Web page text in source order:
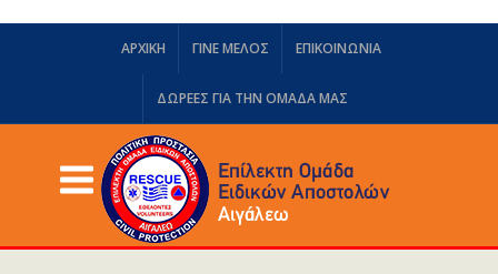
ΑΡΧΙΚΗ ΓΙΝΕ ΜΕΛΟΣ ΕΠΙΚΟΙΝΩΝΙΑ
ΔΩΡΕΈΣ ΓΙΑ ΤΗΝ ΟΜΆΔΑ ΜΑΣ